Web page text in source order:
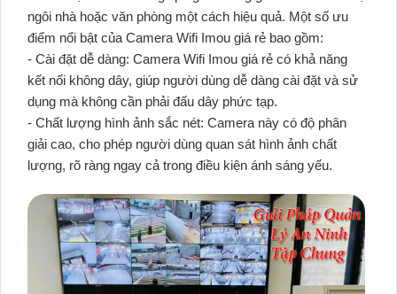
ngôi nhà hoặc văn phòng một cách hiệu quả. Một số ưu
điểm nổi bật của Camera Wifi Imou giá rẻ bao gồm:
- Cài đặt dễ dàng: Camera Wifi Imou giá rẻ có khả năng
kết nối không dây, giúp người dùng dễ dàng cài đặt và sử
dụng mà không cần phải đấu dây phức tạp.
- Chất lượng hình ảnh sắc nét: Camera này có độ phân
giải cao, cho phép người dùng quan sát hình ảnh chất
lượng, rõ ràng ngay cả trong điều kiện ánh sáng yếu.